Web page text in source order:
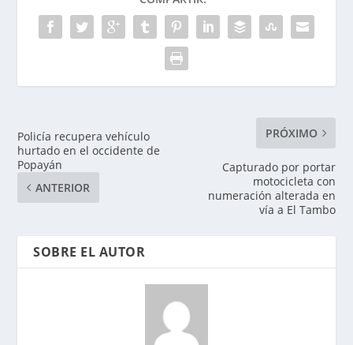
Policía recupera vehículo
hurtado en el occidente de
Popayán
ANTERIOR
PRÓXIMO
Capturado por portar
motocicleta con
numeración alterada en
vía a El Tambo
SOBRE EL AUTOR